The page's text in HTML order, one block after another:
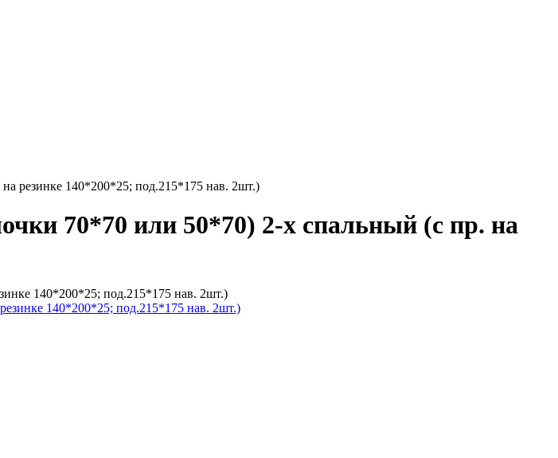
резинке 140*200*25; под.215*175 нав. 2шт.)
70*70 или 50*70) 2-х спальный (с пр. на
140*200*25; под.215*175 нав. 2шт.)